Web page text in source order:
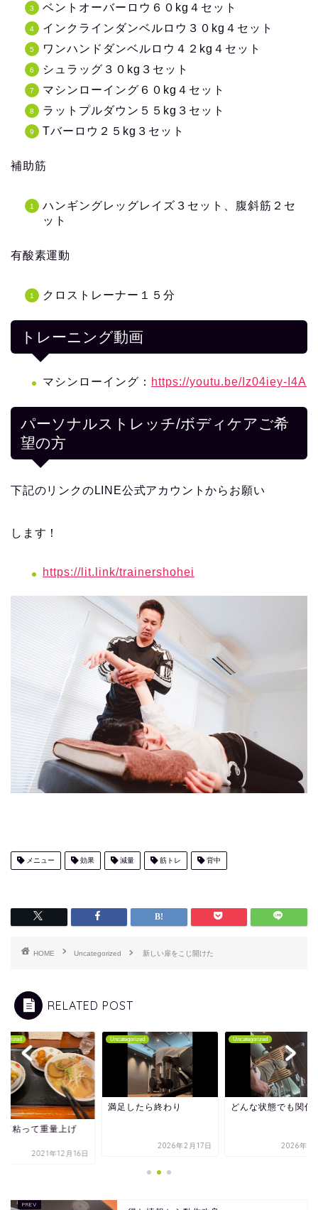
ベントオーバーロウ６０kg４セット
インクラインダンベルロウ３０kg４セット
ワンハンドダンベルロウ４２kg４セット
シュラッグ３０kg３セット
マシンローイング６０kg４セット
ラットプルダウン５５kg３セット
Tバーロウ２５kg３セット
補助筋
ハンギングレッグレイズ３セット、腹斜筋２セ
ット
有酸素運動
クロストレーナー１５分
トレーニング動画
マシンローイング： https://youtu.be/Iz04iey-I4A
パーソナルストレッチ/ボディケアご希
望の方
下記のリンクのLINE公式アカウントからお願い
します！
https://lit.link/trainershohei
メニュー 効果 減量 筋トレ 背中
HOME Uncategorized 新しい扉をこじ開けた
RELATED POST
て粘って重量上げ
2021年12月16日
Uncategorized
満足したら終わり
2026年2月17日
Uncategorized
どんな状態でも関係
2026年4